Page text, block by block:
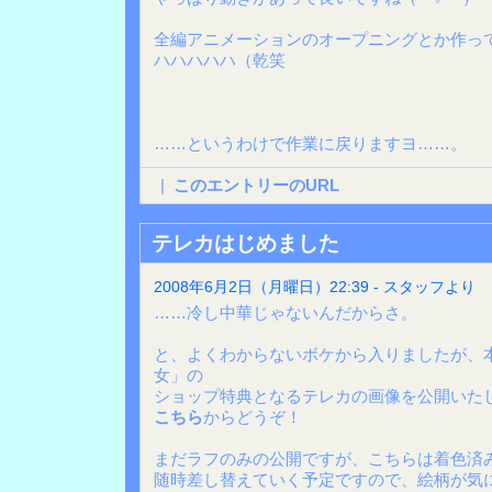
全編アニメーションのオープニングとか作っ
ハハハハハ（乾笑
……というわけで作業に戻りますヨ……。
| このエントリーのURL
テレカはじめました
2008年6月2日（月曜日）22:39 - スタッフより
……冷し中華じゃないんだからさ。
と、よくわからないボケから入りましたが
女」の
ショップ特典となるテレカの画像を公開いた
こちらからどうぞ！
まだラフのみの公開ですが、こちらは着色済
随時差し替えていく予定ですので、絵柄が気